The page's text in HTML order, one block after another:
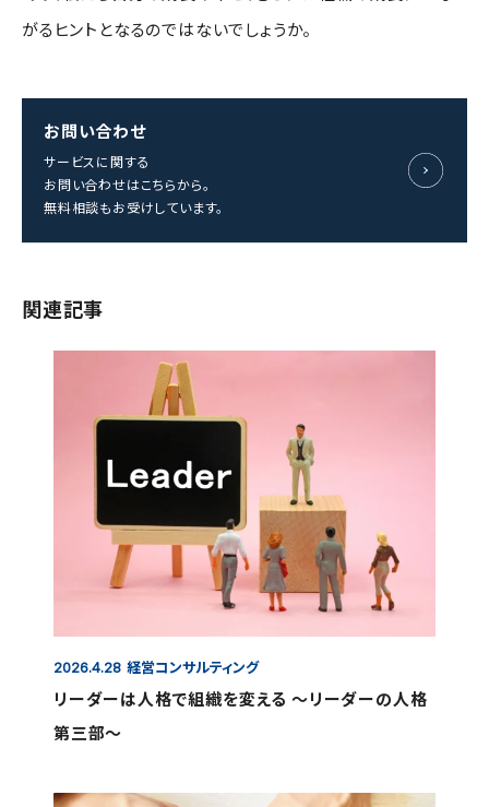
がるヒントとなるのではないでしょうか。
お問い合わせ
サービスに関する
お問い合わせはこちらから。
無料相談もお受けしています。
関連記事
2026.4.28 経営コンサルティング
リーダーは人格で組織を変える ～リーダーの人格
第三部～